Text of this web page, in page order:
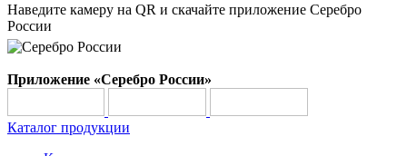
Наведите камеру на QR и скачайте приложение Серебро
России
Приложение «Серебро России»
Каталог продукции